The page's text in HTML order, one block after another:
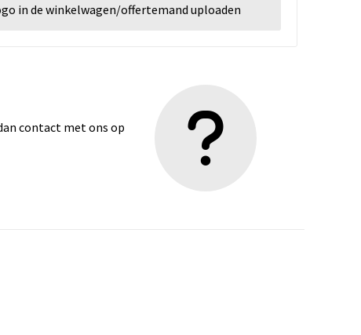
in de winkelwagen/offertemand uploaden
contact met ons op